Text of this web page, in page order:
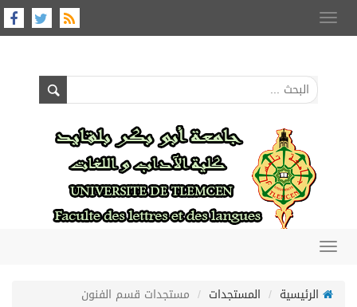
Toggle
navigation
Toggle
الرئيسية
المستجدات مستجدات قسم الفنون